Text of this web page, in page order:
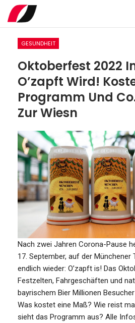
GESUNDHEIT
Oktoberfest 2022
O’zapft Wird!
Programm Und
Zur Wiesn
Nach zwei Jahren Corona-Pause
17. September, auf der Münchener
endlich wieder: O’zapft is! Das
Festzelten, Fahrgeschäften und
bayrischem Bier Millionen
Was kostet eine Maß? Wie reist
sieht das Programm aus? Alle